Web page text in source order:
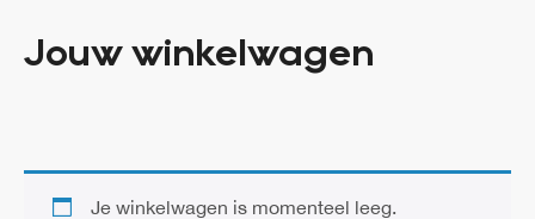
Jouw winkelwagen
Je winkelwagen is momenteel leeg.